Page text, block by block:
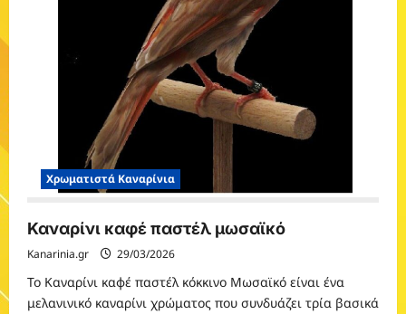
Χρωματιστά Καναρίνια
Καναρίνι καφέ παστέλ μωσαϊκό
Kanarinia.gr 29/03/2026
Το Καναρίνι καφέ παστέλ κόκκινο Μωσαϊκό είναι ένα
μελανινικό καναρίνι χρώματος που συνδυάζει τρία βασικά